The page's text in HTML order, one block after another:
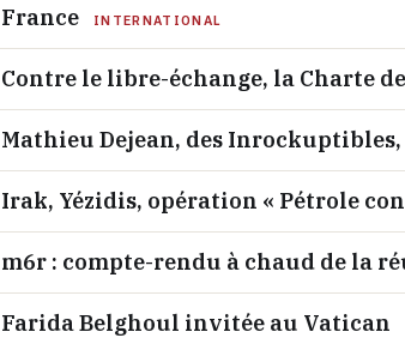
France
INTERNATIONAL
Contre le libre-échange, la Charte
Mathieu Dejean, des
Irak, Yézidis, opération « Pétrole
m6r : compte-rendu à chaud de la
Farida Belghoul invitée au Vatican